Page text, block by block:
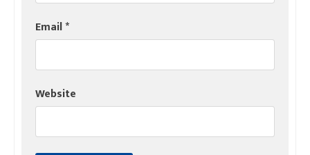
Email*
Website